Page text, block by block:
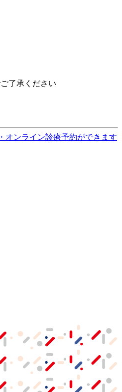
了承ください
オンライン診療予約ができます